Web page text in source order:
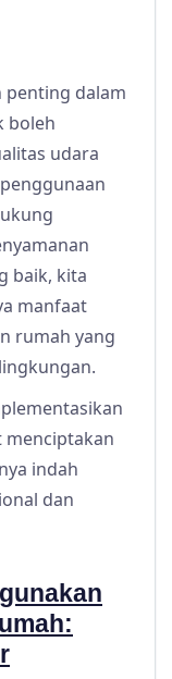
penting dalam
boleh
udara
baik, kita
manfaat
rumah yang
menciptakan
indah
dan